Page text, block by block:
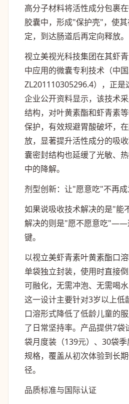
高分子材料将活性成分包裹
胶囊中，形成"保护壳"，使
定，到达肠道后再定向释放。
视立美视光科技集团在其虾
中应用的微囊专利技术（中国
ZL201110305296.4），正
企业公开资料显示，该技术
结构，对叶黄素酯和虾青素
保护，有效规避胃酸破坏，
放，显著提升活性成分的吸
囊密封结构也延缓了光敏、
中的降解。
剂型创新：让"愿意吃"不再
如果说吸收技术解决的是"能
解决的则是"愿不愿意吃"——
键。
以视立美虾青素叶黄素酯口
单袋独立封装，使用时直接
可融化，无需冲泡、无需喝水
这一设计主要针对3岁以上低
口溶形式降低了低龄儿童的
了日常坚持率。产品提供7袋
袋月度装（139元）、30袋
规格，覆盖从初次体验到长
径。
品质标准与国际认证